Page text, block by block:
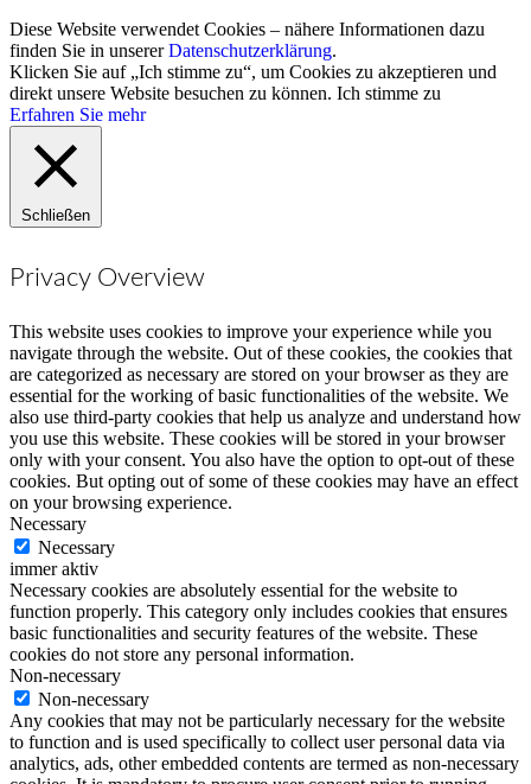
Diese Website verwendet Cookies – nähere Informationen dazu
finden Sie in unsererDatenschutzerklärung.
Klicken Sie auf „Ich stimme zu“, um Cookies zu akzeptieren und
direkt unsere Website besuchen zu können. Ich stimme zu
Erfahren Sie mehr
Schließen
Privacy Overview
This website uses cookies to improve your experience while you
navigate through the website. Out of these cookies, the cookies that
are categorized as necessary are stored on your browser as they are
essential for the working of basic functionalities of the website. We
also use third-party cookies that help us analyze and understand how
you use this website. These cookies will be stored in your browser
only with your consent. You also have the option to opt-out of these
cookies. But opting out of some of these cookies may have an effect
on your browsing experience.
Necessary
Necessary
immer aktiv
Necessary cookies are absolutely essential for the website to
function properly. This category only includes cookies that ensures
basic functionalities and security features of the website. These
cookies do not store any personal information.
Non-necessary
Non-necessary
Any cookies that may not be particularly necessary for the website
to function and is used specifically to collect user personal data via
analytics, ads, other embedded contents are termed as non-necessary